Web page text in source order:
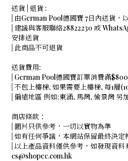
送貨 | 退貨 :
| 由German Pool德國寶 7日內送貨，
| 建議與客服聯絡28822230 或
安排送貨
| 此商品不可退貨
送貨費用:
| German Pool德國寶訂單消費滿
| 不包上樓梯, 如果需要上樓梯, 每1層
| 偏遠地區 例如:東涌, 馬灣, 愉景灣 另
商店條款：
| 圖片只供參考，一切以實物為準
| 如有任何爭議，本網站保留最終決定
| 以上產品資料僅供參考，如發現資
cs@shopec.com.hk